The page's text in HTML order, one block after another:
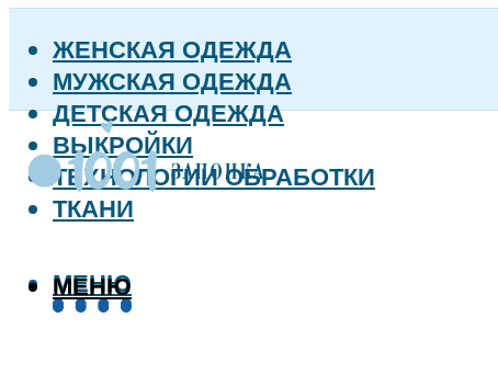
ЖЕНСКАЯ ОДЕЖДА
МУЖСКАЯ ОДЕЖДА
ДЕТСКАЯ ОДЕЖДА
ВЫКРОЙКИ
ТЕХНОЛОГИИ ОБРАБОТКИ
ТКАНИ
МЕНЮ
МЕНЮ